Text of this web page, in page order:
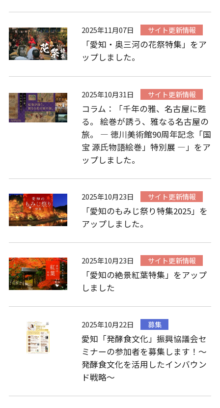
2025年11月07日 サイト更新情報
「愛知・奥三河の花祭特集」をア
ップしました。
2025年10月31日 サイト更新情報
コラム：「千年の雅、名古屋に甦
る。 絵巻が誘う、雅なる名古屋の
旅。 ― 徳川美術館90周年記念「国
宝 源氏物語絵巻」特別展 ―」をア
ップしました。
2025年10月23日 サイト更新情報
「愛知のもみじ祭り特集2025」を
アップしました。
2025年10月23日 サイト更新情報
「愛知の絶景紅葉特集」をアップ
しました
2025年10月22日 募集
愛知「発酵食文化」振興協議会セ
ミナーの参加者を募集します！～
発酵食文化を活用したインバウン
ド戦略～